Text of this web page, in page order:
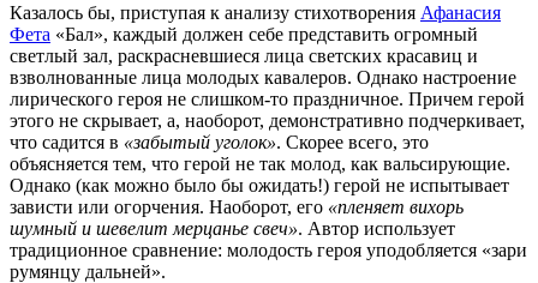
Казалось бы, приступая к анализу стихотворения Афанасия
Фета «Бал», каждый должен себе представить огромный
светлый зал, раскрасневшиеся лица светских красавиц и
взволнованные лица молодых кавалеров. Однако настроение
лирического героя не слишком-то праздничное. Причем герой
этого не скрывает, а, наоборот, демонстративно подчеркивает,
что садится в «забытый уголок». Скорее всего, это
объясняется тем, что герой не так молод, как вальсирующие.
Однако (как можно было бы ожидать!) герой не испытывает
зависти или огорчения. Наоборот, его «пленяет вихорь
шумный и шевелит мерцанье свеч». Автор использует
традиционное сравнение: молодость героя уподобляется «зари
румянцу дальней».